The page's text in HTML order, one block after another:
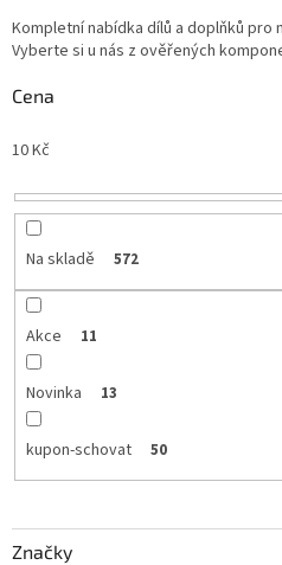
Kompletní nabídka dílů a doplňků pro
Vyberte si u nás z ověřených
Cena
10Kč
Na skladě 572
Akce 11
Novinka 13
kupon-schovat 50
Značky